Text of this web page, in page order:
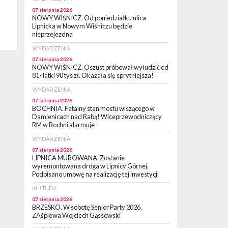
07 sierpnia 2026
NOWY WIŚNICZ. Od poniedziałku ulica
Lipnicka w Nowym Wiśniczu będzie
nieprzejezdna
WYDARZENIA
07 sierpnia 2026
NOWY WIŚNICZ. Oszust próbował wyłudzić od
81- latki 90 tys zł. Okazała się sprytniejsza!
WYDARZENIA
07 sierpnia 2026
BOCHNIA. Fatalny stan mostu wiszącego w
Damienicach nad Rabą! Wiceprzewodniczący
RM w Bochni alarmuje
WYDARZENIA
07 sierpnia 2026
LIPNICA MUROWANA. Zostanie
wyremontowana droga w Lipnicy Górnej.
Podpisano umowę na realizację tej inwestycji
KULTURA
07 sierpnia 2026
BRZESKO. W sobotę Senior Party 2026.
ZAśpiewa Wojciech Gąssowski